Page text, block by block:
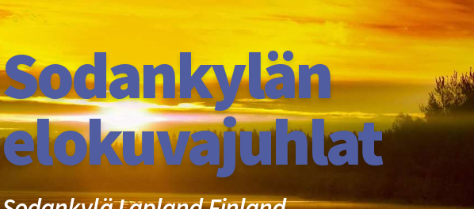
Sodankylän
elokuvajuhlat